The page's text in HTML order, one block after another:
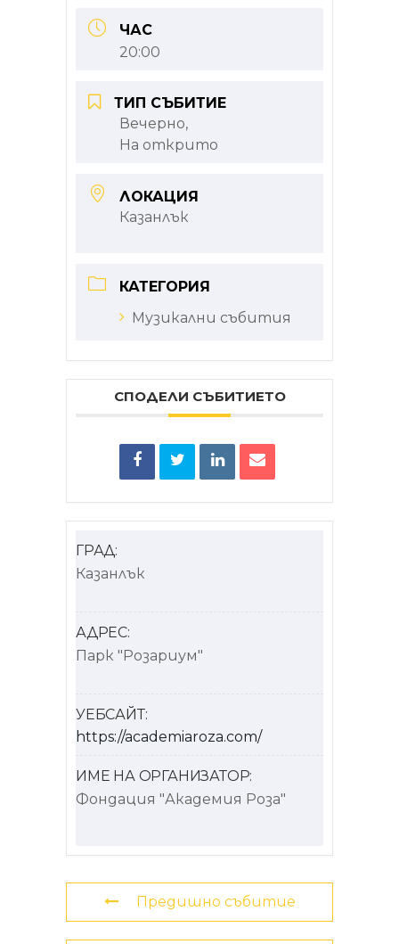
ЧАС
20:00
ТИП СЪБИТИЕ
Вечерно,
На открито
ЛОКАЦИЯ
Казанлък
КАТЕГОРИЯ
Музикални събития
СПОДЕЛИ СЪБИТИЕТО
ГРАД:
Казанлък
АДРЕС:
Парк "Розариум"
УЕБСАЙТ:
https://academiaroza.com/
ИМЕ НА ОРГАНИЗАТОР:
Фондация "Академия Роза"
Предишно събитие